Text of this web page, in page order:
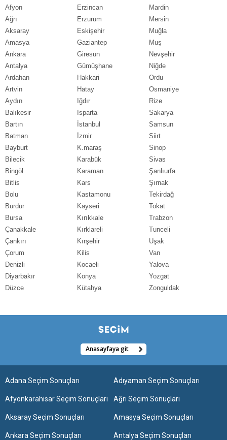
Afyon
Ağrı
Aksaray
Amasya
Ankara
Antalya
Ardahan
Artvin
Aydın
Balıkesir
Bartın
Batman
Bayburt
Bilecik
Bingöl
Bitlis
Bolu
Burdur
Bursa
Çanakkale
Çankırı
Çorum
Denizli
Diyarbakır
Düzce
Erzincan
Erzurum
Eskişehir
Gaziantep
Giresun
Gümüşhane
Hakkari
Hatay
Iğdır
Isparta
İstanbul
İzmir
K.maraş
Karabük
Karaman
Kars
Kastamonu
Kayseri
Kırıkkale
Kırklareli
Kırşehir
Kilis
Kocaeli
Konya
Kütahya
Mardin
Mersin
Muğla
Muş
Nevşehir
Niğde
Ordu
Osmaniye
Rize
Sakarya
Samsun
Siirt
Sinop
Sivas
Şanlıurfa
Şırnak
Tekirdağ
Tokat
Trabzon
Tunceli
Uşak
Van
Yalova
Yozgat
Zonguldak
Anasayfaya git
Adana Seçim Sonuçları Adıyaman Seçim Sonuçları
Afyonkarahisar Seçim Sonuçları Ağrı Seçim Sonuçları
Aksaray Seçim Sonuçları Amasya Seçim Sonuçları
Ankara Seçim Sonuçları Antalya Seçim Sonuçları